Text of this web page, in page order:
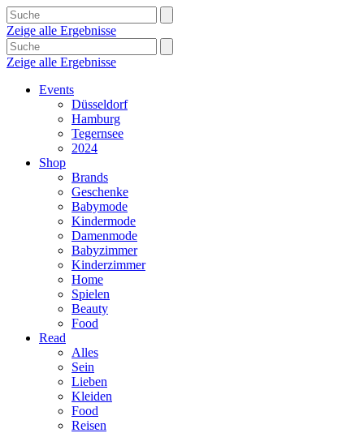
Zeige alle Ergebnisse
Zeige alle Ergebnisse
Events
Düsseldorf
Hamburg
Tegernsee
2024
Shop
Brands
Geschenke
Babymode
Kindermode
Damenmode
Babyzimmer
Kinderzimmer
Home
Spielen
Beauty
Food
Read
Alles
Sein
Lieben
Kleiden
Food
Reisen